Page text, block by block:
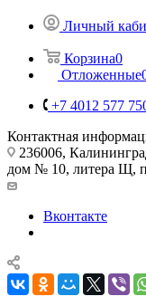
Личный
Корзина0
Отложенные
+7 4012 577
Контактная
236006,
дом № 10, литера Щ,
Вконтакте